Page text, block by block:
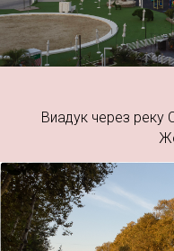
Виадук через реку